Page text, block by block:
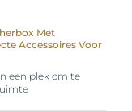
Met
Accessoires Voor
een plek om te